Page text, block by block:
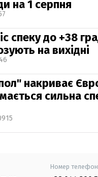
на 1 серпня
спеку до +38
на вихідні
накриває
сильна
Номер